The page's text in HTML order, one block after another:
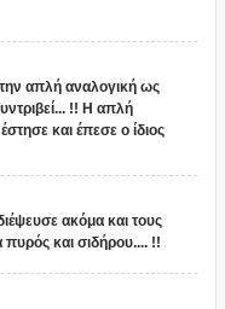
απλή αναλογική ως
!! Η απλή
και έπεσε ο ίδιος
ακόμα και τους
και σιδήρου.... !!